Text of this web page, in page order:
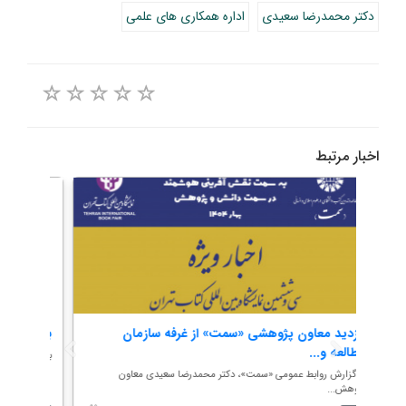
دکتر محمدرضا سعیدی اداره همکاری های علمی
اخبار مرتبط
بازدید معاون پژوهشی «سمت» از غرفه سازمان
مطالعه و...
به گزارش روابط عمومی «سمت»، دکتر محمدرضا سعیدی معاون
پژوهش...